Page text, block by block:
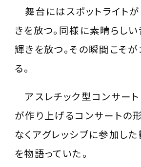
舞台にはスポットライト
きを放つ。同様に素晴らし
輝きを放つ。その瞬間こそ
る。
アスレチック型コンサー
が作り上げるコンサートの
なくアグレッシブに参加し
を物語っていた。